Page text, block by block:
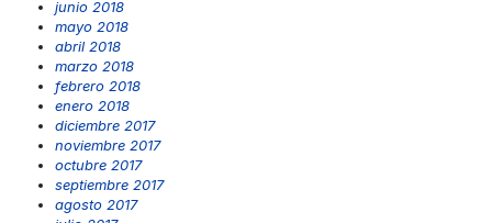
junio 2018
mayo 2018
abril 2018
marzo 2018
febrero 2018
enero 2018
diciembre 2017
noviembre 2017
octubre 2017
septiembre 2017
agosto 2017